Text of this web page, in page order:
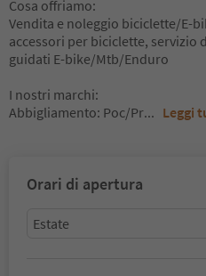
Cosa offriamo:
Vendita e noleggio biciclette/E-
accessori per biciclette, servizio
guidati E-bike/Mtb/Enduro
I nostri marchi:
Abbigliamento: Poc/Pr... Leggi
Orari di apertura
Estate